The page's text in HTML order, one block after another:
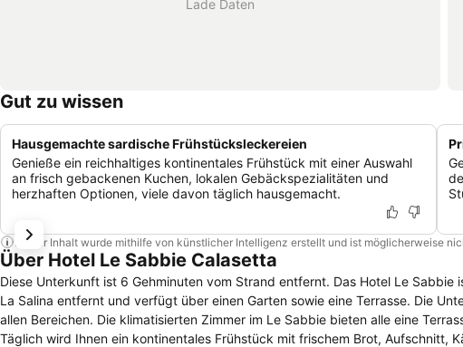
Lade Daten
Gut zu wissen
Hausgemachte sardische Frühstücksleckereien
Genieße ein reichhaltiges kontinentales Frühstück mit einer Auswahl
an frisch gebackenen Kuchen, lokalen Gebäckspezialitäten und
herzhaften Optionen, viele davon täglich hausgemacht.
Dieser Inhalt wurde mithilfe von künstlicher Intelligenz erstellt und ist möglicherweise
Über Hotel Le Sabbie Calasetta
Diese Unterkunft ist 6 Gehminuten vom Strand entfernt. Das Hotel Le
La Salina entfernt und verfügt über einen Garten sowie eine Terrasse. Die
allen Bereichen. Die klimatisierten Zimmer im Le Sabbie bieten alle eine Terrasse oder einen Balkon, einen Flachbild-TV, einen Safe und eine Minibar.
Täglich wird Ihnen ein kontinentales Frühstück mit frischem Brot, Aufschnitt,